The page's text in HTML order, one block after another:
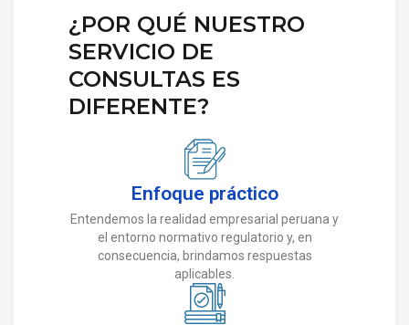
¿POR QUÉ NUESTRO
SERVICIO DE
CONSULTAS ES
DIFERENTE?
Enfoque práctico
Entendemos la realidad empresarial peruana y
el entorno normativo regulatorio y, en
consecuencia, brindamos respuestas
aplicables.